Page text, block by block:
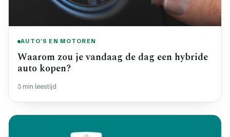
AUTO'S EN MOTOREN
Waarom zou je vandaag de dag een hybride
auto kopen?
3 min leestijd